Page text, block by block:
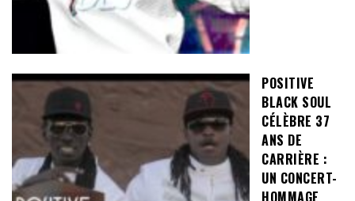
POSITIVE
BLACK SOUL
CÉLÈBRE 37
ANS DE
CARRIÈRE :
UN CONCERT-